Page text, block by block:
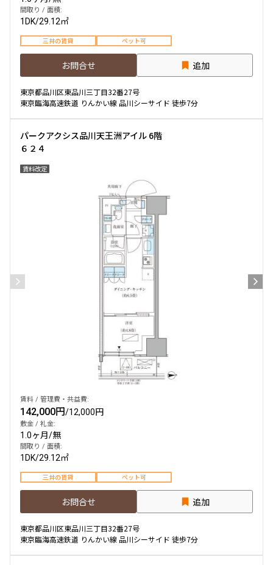
間取り / 面積:
1DK/29.12㎡
三井の賃貸 ペット可
お問合せ 追加
東京都品川区東品川三丁目32番27号
東京臨海高速鉄道 りんかい線 品川シーサイド 徒歩7分
パークアクシス品川天王洲アイル 6階
６２４
賃料改定
賃料 / 管理費・共益費:
142,000円/12,000円
敷金 / 礼金:
1.0ヶ月/無
間取り / 面積:
1DK/29.12㎡
三井の賃貸 ペット可
お問合せ 追加
東京都品川区東品川三丁目32番27号
東京臨海高速鉄道 りんかい線 品川シーサイド 徒歩7分